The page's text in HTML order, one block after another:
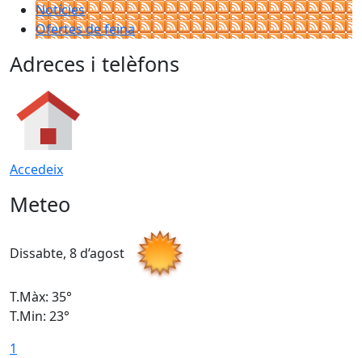
Notícies
Ofertes de feina
Adreces i telèfons
Accedeix
Meteo
Dissabte, 8 d’agost
T.Màx: 35°
T.Min: 23°
1